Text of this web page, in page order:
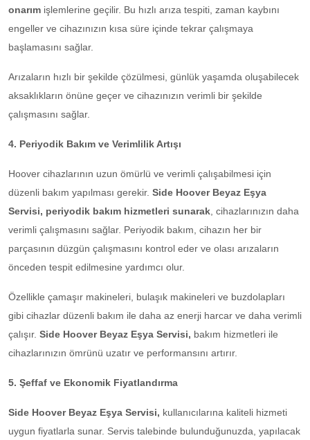
onarım işlemlerine geçilir. Bu hızlı arıza tespiti, zaman kaybını
engeller ve cihazınızın kısa süre içinde tekrar çalışmaya
başlamasını sağlar.
Arızaların hızlı bir şekilde çözülmesi, günlük yaşamda oluşabilecek
aksaklıkların önüne geçer ve cihazınızın verimli bir şekilde
çalışmasını sağlar.
4. Periyodik Bakım ve Verimlilik Artışı
Hoover cihazlarının uzun ömürlü ve verimli çalışabilmesi için
düzenli bakım yapılması gerekir. Side Hoover Beyaz Eşya
Servisi, periyodik bakım hizmetleri sunarak, cihazlarınızın daha
verimli çalışmasını sağlar. Periyodik bakım, cihazın her bir
parçasının düzgün çalışmasını kontrol eder ve olası arızaların
önceden tespit edilmesine yardımcı olur.
Özellikle çamaşır makineleri, bulaşık makineleri ve buzdolapları
gibi cihazlar düzenli bakım ile daha az enerji harcar ve daha verimli
çalışır. Side Hoover Beyaz Eşya Servisi, bakım hizmetleri ile
cihazlarınızın ömrünü uzatır ve performansını artırır.
5. Şeffaf ve Ekonomik Fiyatlandırma
Side Hoover Beyaz Eşya Servisi, kullanıcılarına kaliteli hizmeti
uygun fiyatlarla sunar. Servis talebinde bulunduğunuzda, yapılacak